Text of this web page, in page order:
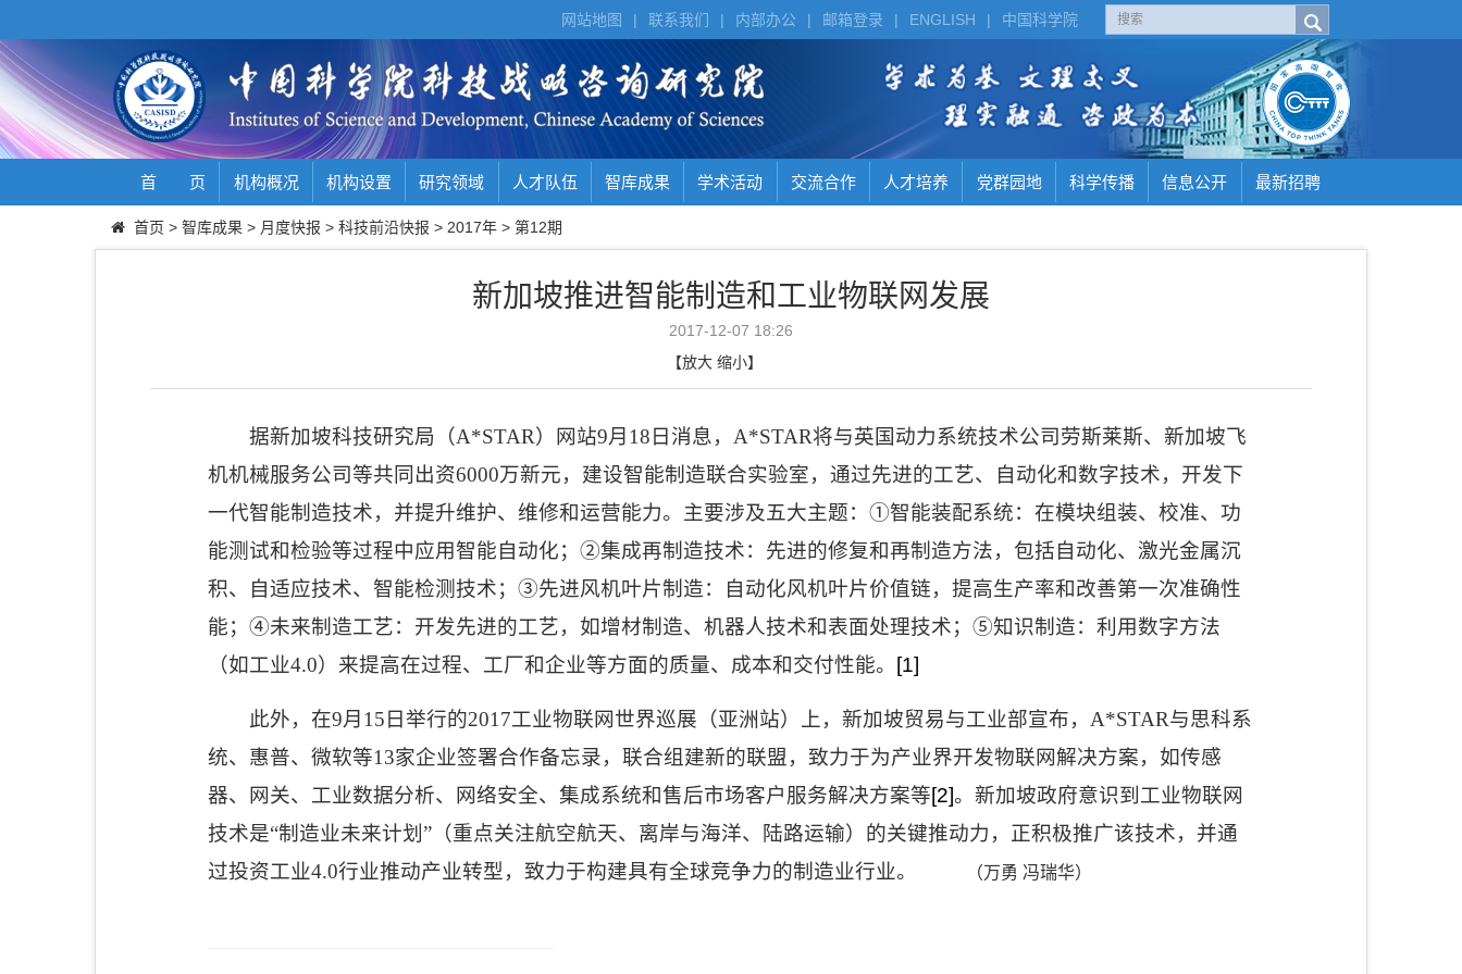
中国科学院
|
ENGLISH
|
邮箱登录
|
内部办公
|
联系我们
|
网站地图
首 页 机构概况 机构设置 研究领域 人才队伍 智库成果 学术活动 交流合作 人才培养 党群园地 科学传播 信息公开 最新招聘
首页 > 智库成果 > 月度快报 > 科技前沿快报 > 2017年 > 第12期
新加坡推进智能制造和工业物联网发展
2017-12-07 18:26
【放大 缩小】
据新加坡科技研究局（A*STAR）网站9月 18 日消息， A*STAR将与英国动力系统技术公司劳斯莱斯、新加坡飞
机机械服务公司等共同出资6000万新元，建设智能制造联合实验室，通过先进的工艺、自动化和数字技术，开发下
一代智能制造技术，并提升维护、维修和运营能力。主要涉及五大主题：①智能装配系统：在模块组装、校准、功
能测试和检验等过程中应用智能自动化；②集成再制造技术：先进的修复和再制造方法，包括自动化、激光金属沉
积、自适应技术、智能检测技术；③先进风机叶片制造：自动化风机叶片价值链，提高生产率和改善第一次准确性
能；④未来制造工艺：开发先进的工艺，如增材制造、机器人技术和表面处理技术；⑤知识制造：利用数字方法
（如工业4.0）来提高在过程、工厂和企业等方面的质量、成本和交付性能。 [1]
此外，在9月 15 日举行的2017工业物联网世界巡展（亚洲站）上，新加坡贸易与工业部宣布， A*STAR与思科系
统、惠普、微软等13家企业签署合作备忘录，联合组建新的联盟，致力于为产业界开发物联网解决方案，如传感
器、网关、工业数据分析、网络安全、集成系统和售后市场客户服务解决方案等[2]。新加坡政府意识到工业物联网
技术是“制造业未来计划” （重点关注航空航天、离岸与海洋、陆路运输）的关键推动力，正积极推广该技术，并通
过投资工业4.0行业推动产业转型，致力于构建具有全球竞争力的制造业行业。 （万勇 冯瑞华）